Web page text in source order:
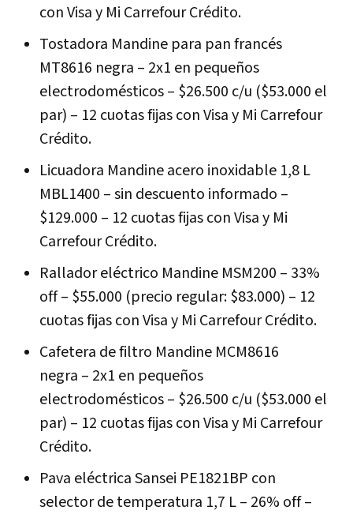
con Visa y Mi Carrefour Crédito.
Tostadora Mandine para pan francés
MT8616 negra – 2x1 en pequeños
electrodomésticos – $26.500 c/u ($53.000 el
par) – 12 cuotas fijas con Visa y Mi Carrefour
Crédito.
Licuadora Mandine acero inoxidable 1,8 L
MBL1400 – sin descuento informado –
$129.000 – 12 cuotas fijas con Visa y Mi
Carrefour Crédito.
Rallador eléctrico Mandine MSM200 – 33%
off – $55.000 (precio regular: $83.000) – 12
cuotas fijas con Visa y Mi Carrefour Crédito.
Cafetera de filtro Mandine MCM8616
negra – 2x1 en pequeños
electrodomésticos – $26.500 c/u ($53.000 el
par) – 12 cuotas fijas con Visa y Mi Carrefour
Crédito.
Pava eléctrica Sansei PE1821BP con
selector de temperatura 1,7 L – 26% off –